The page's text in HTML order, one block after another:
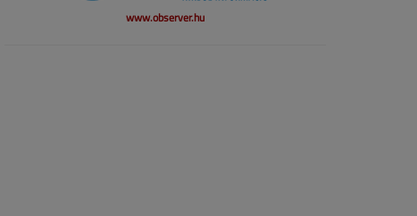
www.observer.hu